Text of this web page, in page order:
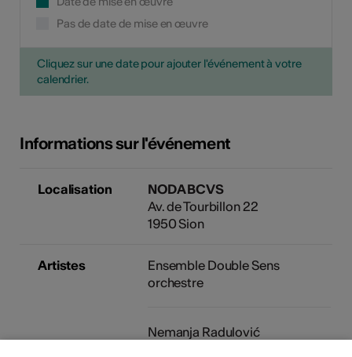
Pas de date de mise en œuvre
Cliquez sur une date pour ajouter l'événement à votre
calendrier.
Informations sur l'événement
Localisation
NODA BCVS
Av. de Tourbillon 22
1950 Sion
Artistes
Ensemble Double Sens
orchestre
Nemanja Radulović